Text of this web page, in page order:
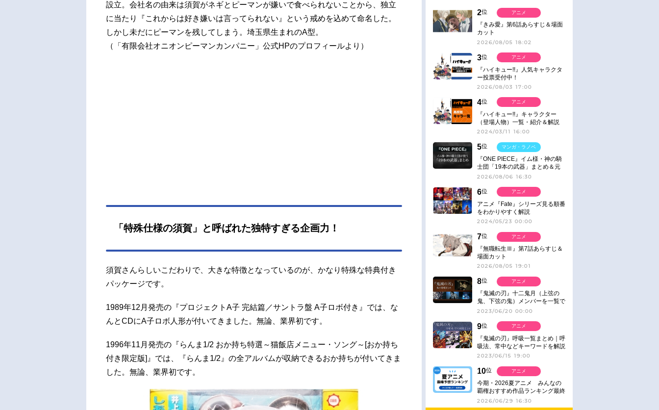
設立。会社名の由来は須賀がネギとピーマンが嫌いで食べられないことから、独立
に当たり『これからは好き嫌いは言ってられない』という戒めを込めて命名した。
しかし未だにピーマンを残してしまう。埼玉県生まれのA型。
（「有限会社オニオンピーマンカンパニー」公式HPのプロフィールより）
「特殊仕様の須賀」と呼ばれた独特すぎる企画力！
須賀さんらしいこだわりで、大きな特徴となっているのが、かなり特殊な特典付き
パッケージです。
1989年12月発売の『プロジェクトA子 完結篇／サントラ盤 A子ロボ付き』では、な
んとCDにA子ロボ人形が付いてきました。無論、業界初です。
1996年11月発売の『らんま1/2 おか持ち特選～猫飯店メニュー・ソング～[おか持ち
付き限定版]』では、『らんま1/2』の全アルバムが収納できるおか持ちが付いてきま
した。無論、業界初です。
2位
『きみ愛』第6話あらすじ＆場面
カット
2026/08/05 18:02
アニメ
3位
『ハイキュー!!』人気キャラクタ
ー投票受付中！
2026/08/03 17:00
アニメ
4位
『ハイキュー!!』キャラクター
（登場人物）一覧・紹介＆解説
2024/03/11 16:00
アニメ
5位
『ONE PIECE』イム様・神の騎
士団「19本の武器」まとめ＆元
ネタ
2026/08/06 16:30
マンガ・ラノベ
6位
アニメ『Fate』シリーズ見る順番
をわかりやすく解説
2024/05/23 00:00
アニメ
7位
『無職転生Ⅲ』第7話あらすじ＆
場面カット
2026/08/05 19:01
アニメ
8位
『鬼滅の刃』十二鬼月（上弦の
鬼、下弦の鬼）メンバーを一覧で
紹介＆解説（登場鬼の情報まと
2023/06/20 00:00
アニメ
9位
『鬼滅の刃』呼吸一覧まとめ｜呼
吸法、常中などキーワードを解説
2023/06/15 19:00
アニメ
10位
今期・2026夏アニメ みんなの
覇権おすすめ作品ランキング最終
結果発表！
2026/06/29 16:30
アニメ